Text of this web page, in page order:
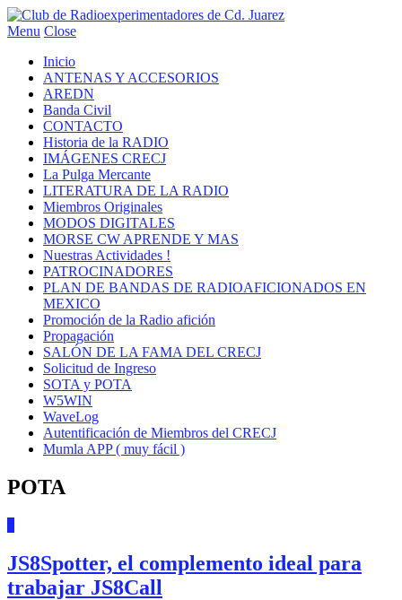
Menu Close
Inicio
ANTENAS Y ACCESORIOS
AREDN
Banda Civil
CONTACTO
Historia de la RADIO
IMÁGENES CRECJ
La Pulga Mercante
LITERATURA DE LA RADIO
Miembros Originales
MODOS DIGITALES
MORSE CW APRENDE Y MAS
Nuestras Actividades !
PATROCINADORES
PLAN DE BANDAS DE RADIOAFICIONADOS EN
MEXICO
Promoción de la Radio afición
Propagación
SALÓN DE LA FAMA DEL CRECJ
Solicitud de Ingreso
SOTA y POTA
W5WIN
WaveLog
Autentificación de Miembros del CRECJ
Mumla APP ( muy fácil )
POTA
JS8Spotter, el complemento ideal para
trabajar JS8Call